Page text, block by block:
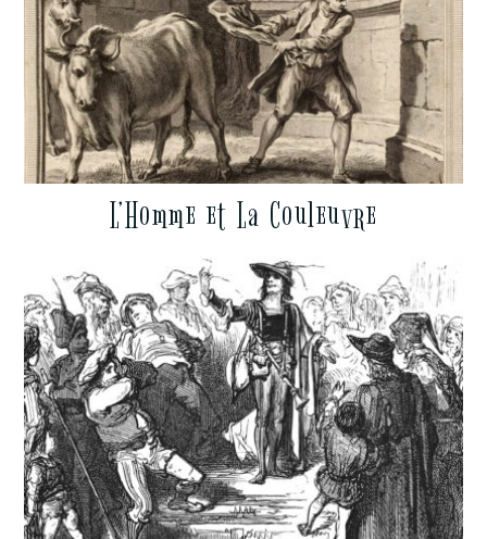
L’Homme et La Couleuvre